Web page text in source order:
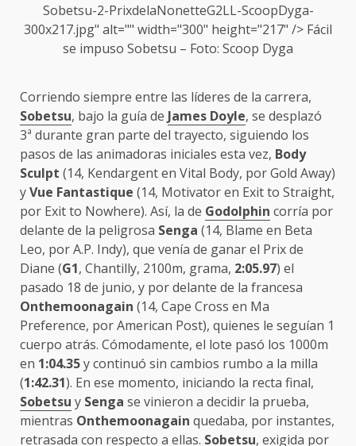
Sobetsu-2-PrixdelaNonetteG2LL-ScoopDyga-
300x217.jpg" alt="" width="300" height="217" /> Fácil
se impuso Sobetsu – Foto: Scoop Dyga
Corriendo siempre entre las líderes de la carrera,
Sobetsu, bajo la guía de James Doyle, se desplazó
3ª durante gran parte del trayecto, siguiendo los
pasos de las animadoras iniciales esta vez, Body
Sculpt (14, Kendargent en Vital Body, por Gold Away)
yVue Fantastique (14, Motivator en Exit to Straight,
por Exit to Nowhere). Así, la de Godolphin corría por
delante de la peligrosa Senga (14, Blame en Beta
Leo, por A.P. Indy), que venía de ganar el Prix de
Diane (G1, Chantilly, 2100m, grama, 2:05.97) el
pasado 18 de junio, y por delante de la francesa
Onthemoonagain (14, Cape Cross en Ma
Preference, por American Post), quienes le seguían 1
cuerpo atrás. Cómodamente, el lote pasó los 1000m
en 1:04.35y continuó sin cambios rumbo a la milla
(1:42.31). En ese momento, iniciando la recta final,
Sobetsu y Senga se vinieron a decidir la prueba,
mientras Onthemoonagain quedaba, por instantes,
retrasada con respecto a ellas. Sobetsu, exigida por